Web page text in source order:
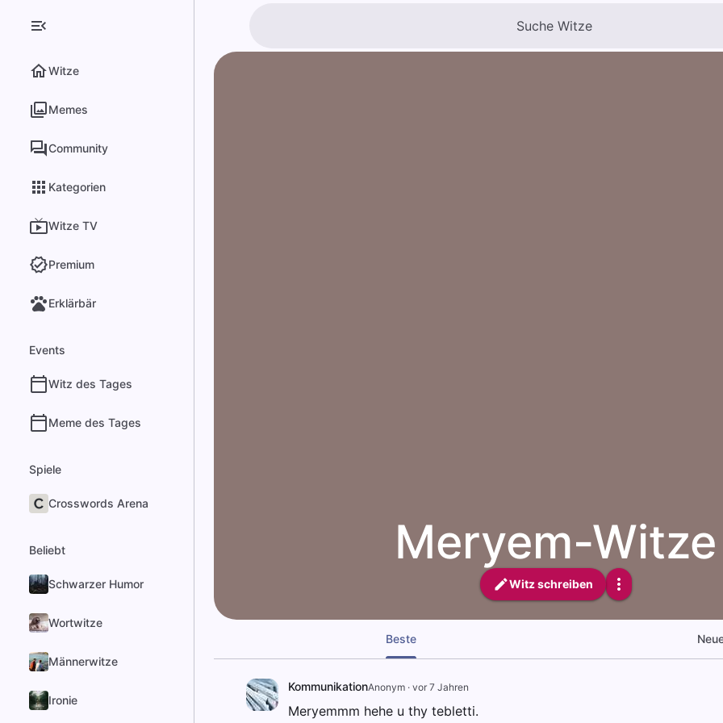
Witze
Memes
Community
Kategorien
Witze TV
Premium
Erklärbär
Events
Witz des Tages
Meme des Tages
Spiele
Crosswords Arena
Beliebt
Schwarzer Humor
Wortwitze
Männerwitze
Ironie
Meryem-Witze
Witz schreiben
Beste
KommunikationAnonym· vor 7 Jahren
Meryemmm hehe u thy tebletti.